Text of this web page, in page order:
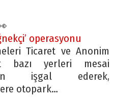
operasyonu
Ticaret ve Anonim
bazı yerleri mesai
işgal ederek,
otopark…